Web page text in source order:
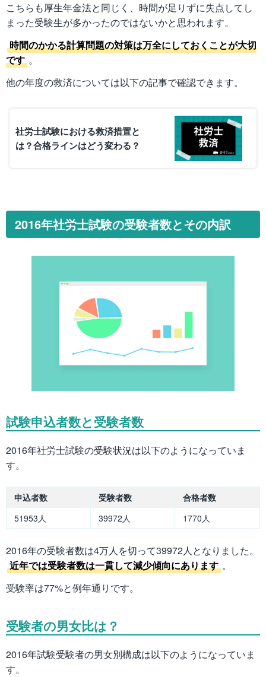
こちらも厚生年金法と同じく、時間が足りずに失点してし
まった受験生が多かったのではないかと思われます。
時間のかかる計算問題の対策は万全にしておくことが大切
です 。
他の年度の救済については以下の記事で確認できます。
社労士試験における救済措置と
は？合格ラインはどう変わる？
2016年社労士試験の受験者数とその内訳
試験申込者数と受験者数
2016年社労士試験の受験状況は以下のようになっていま
す。
申込者数 受験者数
合格者数
51953人
39972人 1770人
2016年の受験者数は4万人を切って39972人となりました。
近年では受験者数は一貫して減少傾向にあります 。
受験率は77%と例年通りです。
受験者の男女比は？
2016年試験受験者の男女別構成は以下のようになっていま
す。